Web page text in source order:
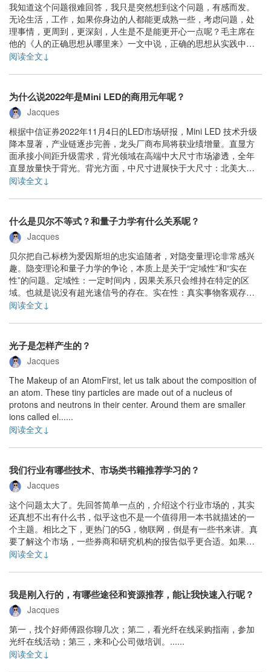
我知道这个问题很难回答，我只是突然想到这个问题，有感而发。
无论生活，工作，如果你身边的人都能更成熟一些，考虑问题，处
理事情，更周到，更深刻，人生是不是能更开心一点呢？毛主席在
他的《人的正确思想从哪里来》一文中说，正确的思想从实践中的
来，从生产斗争，阶级斗争，科学实验中得来。经过物质到精神，
阅读全文↓
为什么说2022年是Mini LED的商用元年呢？
Jacques
根据中信证券2022年11月4日的LED市场研报，Mini LED 技术升级
降本显著，产业链逐步完善，龙头厂商布局将获业绩增量。直显方
面承接小间距升级需求，背光领域在高端中大尺寸市场渗透，全年
直显放量快于背光。背光方面，中尺寸进展快于大尺寸：北美大客
户搭载Mini LED背光的产品引领中尺寸渗透率至2%，晶电、隆达等
阅读全文↓
什么是贝尔不等式？和量子力学有什么关系呢？
Jacques
贝尔把自己标榜为爱因斯坦的忠实追随者，对隐变量理论非常感兴
趣。隐变理论和量子力学的争论，本质上是关于“定域性”和“实在
性”的问题。定域性：一定时间内，因果关系只会维持在特定的区
域。也就是说没有超光速信号的存在。实在性：真实事物客观存
在，不依赖于观察者。贝尔不等式是一个非常严密的数学定理，物
阅读全文↓
光子是怎样产生的？
Jacques
The Makeup of an AtomFirst, let us talk about the composition of
an atom. These tiny particles are made out of a nucleus of
protons and neutrons in their center. Around them are smaller
ions called el......
阅读全文↓
我们行业有哪些技术、市场类书籍推荐学习的？
Jacques
这个问题太大了。先回答简单一点的，介绍这个行业市场的，其实
还真想不出有什么书，似乎这也不是一个值得用一本书就描述的一
个主题。相比之下，更热门的5G，物联网，倒是有一些书来讲。真
要了解这个市场，一些券商和研究机构的报告似乎更合适。如果说
到技术，那又似乎有太多的书。现在从职业学校到大学本科，已经
阅读全文↓
我是刚入行的，有哪些途径和资源推荐，能让我快速入行呢？
Jacques
第一，找个好师傅跟你聊几次；第二，看光纤在线采购指南，参加
光纤在线活动；第三，来和心公司做培训。......
阅读全文↓